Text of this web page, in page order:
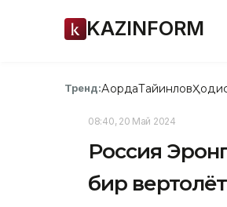
KAZINFORM
Тренд:АқордаТайинлов
08:40, 20 Май 2024
Россия
бир